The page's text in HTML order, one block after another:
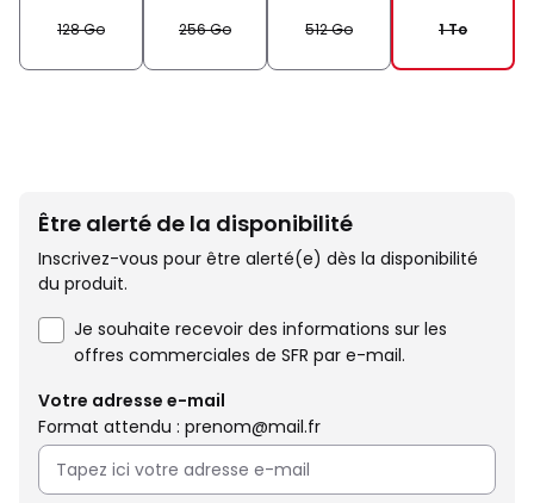
128 Go 256 Go 512 Go 1 To
Être alerté de la disponibilité
Inscrivez-vous pour être alerté(e) dès la disponibilité
du produit.
Je souhaite recevoir des informations sur les
offres commerciales de SFR par e-mail.
Votre adresse e-mail
Format attendu : prenom@mail.fr